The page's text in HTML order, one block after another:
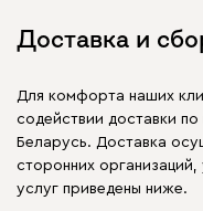
Доставка и
Для комфорта наших
содействии доставки
Беларусь. Доставка
сторонних
услуг приведены ниже.